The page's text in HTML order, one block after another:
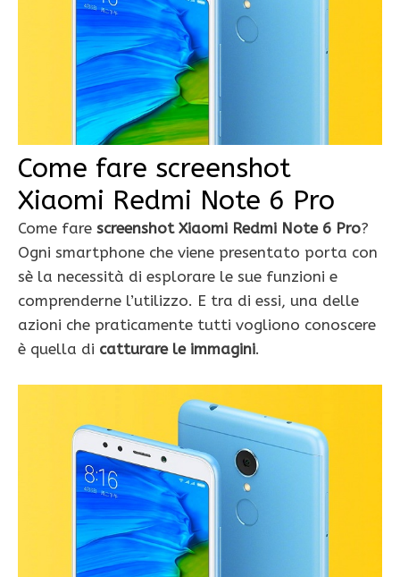
Come fare screenshot
Xiaomi Redmi Note 6 Pro
Come fare screenshot Xiaomi Redmi Note 6 Pro?
Ogni smartphone che viene presentato porta con
sè la necessità di esplorare le sue funzioni e
comprenderne l’utilizzo. E tra di essi, una delle
azioni che praticamente tutti vogliono conoscere
è quella di catturare le immagini.